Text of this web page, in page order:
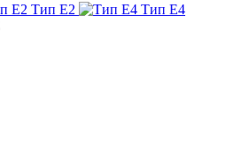
Тип E2
Тип E4